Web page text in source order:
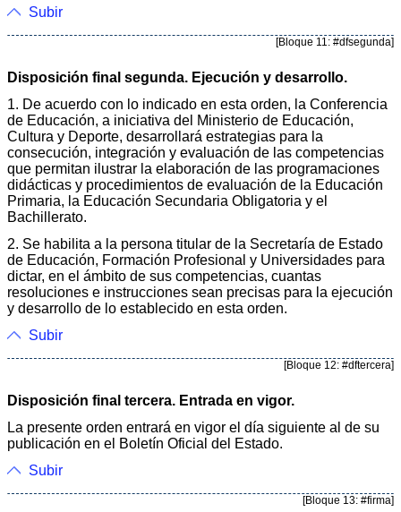
Subir
[Bloque 11: #dfsegunda]
Disposición final segunda. Ejecución y desarrollo.
1. De acuerdo con lo indicado en esta orden, la Conferencia
de Educación, a iniciativa del Ministerio de Educación,
Cultura y Deporte, desarrollará estrategias para la
consecución, integración y evaluación de las competencias
que permitan ilustrar la elaboración de las programaciones
didácticas y procedimientos de evaluación de la Educación
Primaria, la Educación Secundaria Obligatoria y el
Bachillerato.
2. Se habilita a la persona titular de la Secretaría de Estado
de Educación, Formación Profesional y Universidades para
dictar, en el ámbito de sus competencias, cuantas
resoluciones e instrucciones sean precisas para la ejecución
y desarrollo de lo establecido en esta orden.
Subir
[Bloque 12: #dftercera]
Disposición final tercera. Entrada en vigor.
La presente orden entrará en vigor el día siguiente al de su
publicación en el Boletín Oficial del Estado.
Subir
[Bloque 13: #firma]